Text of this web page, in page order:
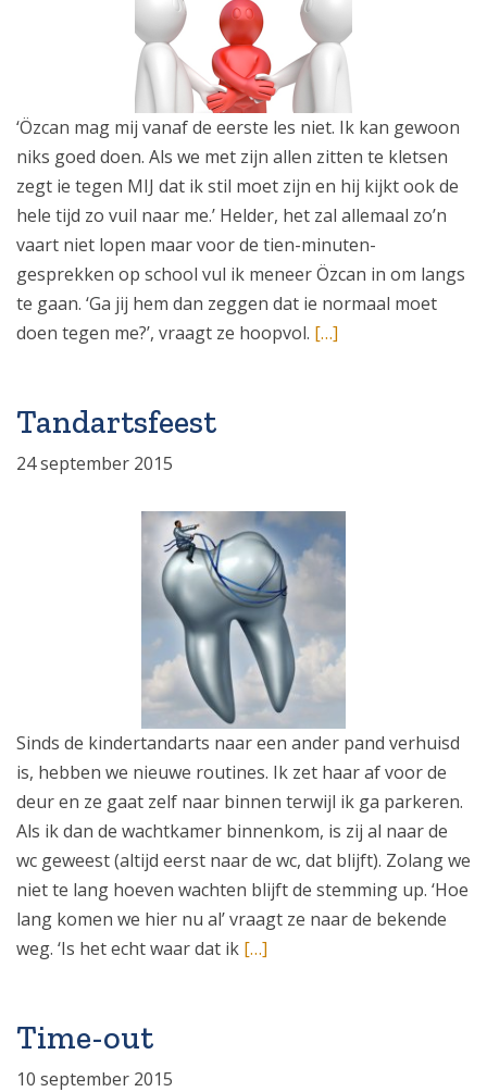
‘Özcan mag mij vanaf de eerste les niet. Ik kan gewoon
niks goed doen. Als we met zijn allen zitten te kletsen
zegt ie tegen MIJ dat ik stil moet zijn en hij kijkt ook de
hele tijd zo vuil naar me.’ Helder, het zal allemaal zo’n
vaart niet lopen maar voor de tien-minuten-
gesprekken op school vul ik meneer Özcan in om langs
te gaan. ‘Ga jij hem dan zeggen dat ie normaal moet
doen tegen me?’, vraagt ze hoopvol. […]
Tandartsfeest
24 september 2015
Sinds de kindertandarts naar een ander pand verhuisd
is, hebben we nieuwe routines. Ik zet haar af voor de
deur en ze gaat zelf naar binnen terwijl ik ga parkeren.
Als ik dan de wachtkamer binnenkom, is zij al naar de
wc geweest (altijd eerst naar de wc, dat blijft). Zolang we
niet te lang hoeven wachten blijft de stemming up. ‘Hoe
lang komen we hier nu al’ vraagt ze naar de bekende
weg. ‘Is het echt waar dat ik […]
Time-out
10 september 2015